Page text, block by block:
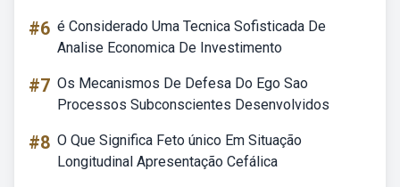
#6 é Considerado Uma Tecnica Sofisticada De
Analise Economica De Investimento
#7 Os Mecanismos De Defesa Do Ego Sao
Processos Subconscientes Desenvolvidos
#8 O Que Significa Feto único Em Situação
Longitudinal Apresentação Cefálica